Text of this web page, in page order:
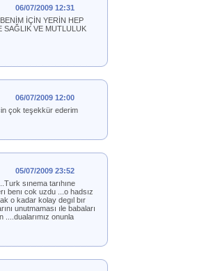
06/07/2009 12:31
İÇİN YERİN HEP
SAĞLIK VE MUTLULUK
06/07/2009 12:00
çok teşekkür ederim
05/07/2009 23:52
sınema tarıhıne
benı cok uzdu ...o hadsız
o kadar kolay degıl bır
unutmaması ıle babaları
....dualarımız onunla